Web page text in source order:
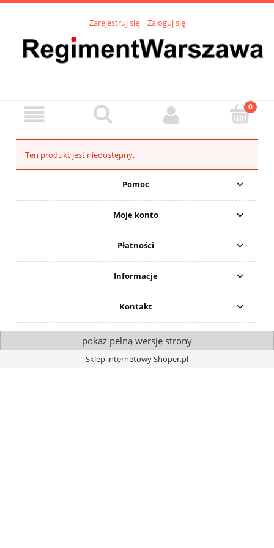
Zarejestruj się Zaloguj się
Ten produkt jest niedostępny.
Pomoc
Moje konto
Płatności
Informacje
Kontakt
pokaż pełną wersję strony
Sklep internetowy Shoper.pl